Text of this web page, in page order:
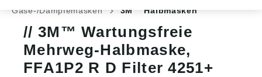
Gase-/Dämpfemasken
3M™ Halbmasken
3M™ Wartungsfreie
Mehrweg-Halbmaske,
FFA1P2 R D Filter 4251+